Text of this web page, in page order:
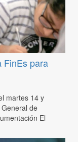
FinEs para
martes 14 y
de
El